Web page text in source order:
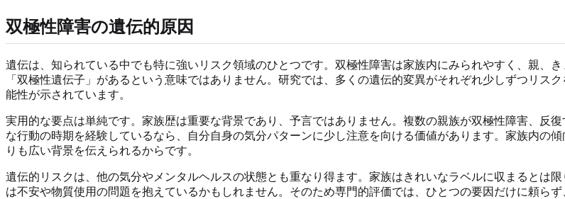
双極性障害の遺伝的原因
遺伝は、知られている中でも特に強いリスク領域のひとつです。双極性障害は家族内にみられやすく、親、
「双極性遺伝子」があるという意味ではありません。研究では、多くの遺伝的変異がそれぞれ少しずつリス
能性が示されています。
実用的な要点は単純です。家族歴は重要な背景であり、予言ではありません。複数の親族が双極性障害、反
な行動の時期を経験しているなら、自分自身の気分パターンに少し注意を向ける価値があります。家族内の
りも広い背景を伝えられるからです。
遺伝的リスクは、他の気分やメンタルヘルスの状態とも重なり得ます。家族はきれいなラベルに収まるとは
は不安や物質使用の問題を抱えているかもしれません。そのため専門的評価では、ひとつの要因だけに頼ら